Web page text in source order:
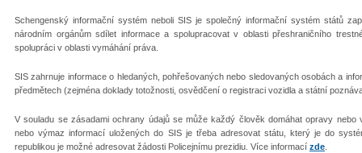
Schengenský informační systém neboli SIS je společný informační systém států
národním orgánům sdílet informace a spolupracovat v oblasti přeshraničního
spolupráci v oblasti vymáhání práva.
SIS zahrnuje informace o hledaných, pohřešovaných nebo sledovaných osobách a
předmětech (zejména doklady totožnosti, osvědčení o registraci vozidla a státní
V souladu se zásadami ochrany údajů se může každý člověk domáhat opravy
nebo výmaz informací uložených do SIS je třeba adresovat státu, který je do
republikou je možné adresovat žádosti Policejnímu prezidiu. Více informací zde